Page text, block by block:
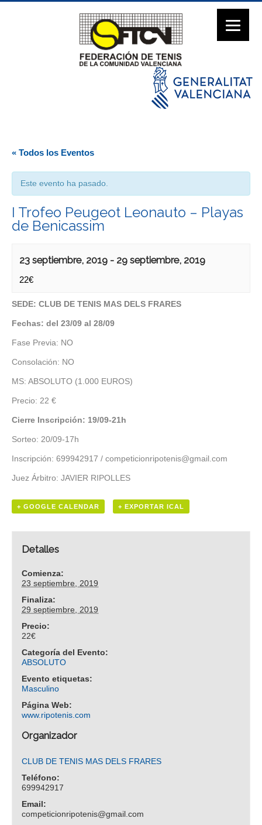
« Todos los Eventos
Este evento ha pasado.
I Trofeo Peugeot Leonauto – Playas
de Benicassim
23 septiembre, 2019 - 29 septiembre, 2019
22€
SEDE: CLUB DE TENIS MAS DELS FRARES
Fechas: del 23/09 al 28/09
Fase Previa: NO
Consolación: NO
MS: ABSOLUTO (1.000 EUROS)
Precio: 22 €
Cierre Inscripción: 19/09-21h
Sorteo: 20/09-17h
Inscripción: 699942917 / competicionripotenis@gmail.com
Juez Árbitro: JAVIER RIPOLLES
+ GOOGLE CALENDAR + EXPORTAR ICAL
Detalles
Comienza:
23 septiembre, 2019
Finaliza:
29 septiembre, 2019
Precio:
22€
Categoría del Evento:
ABSOLUTO
Evento etiquetas:
Masculino
Página Web:
www.ripotenis.com
Organizador
CLUB DE TENIS MAS DELS FRARES
Teléfono:
699942917
Email:
competicionripotenis@gmail.com